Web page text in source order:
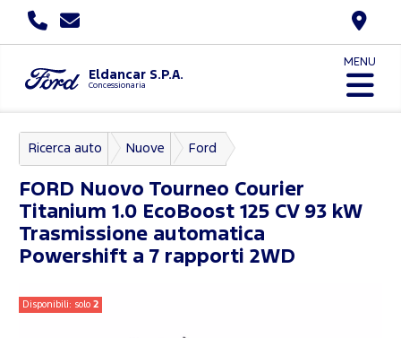
Eldancar S.P.A.
Concessionaria
MENU
Ricerca auto Nuove Ford
Nuovo Tourneo Courier
FORD Nuovo Tourneo Courier
Titanium 1.0 EcoBoost 125 CV 93 kW
Trasmissione automatica
Powershift a 7 rapporti 2WD
Disponibili: solo2